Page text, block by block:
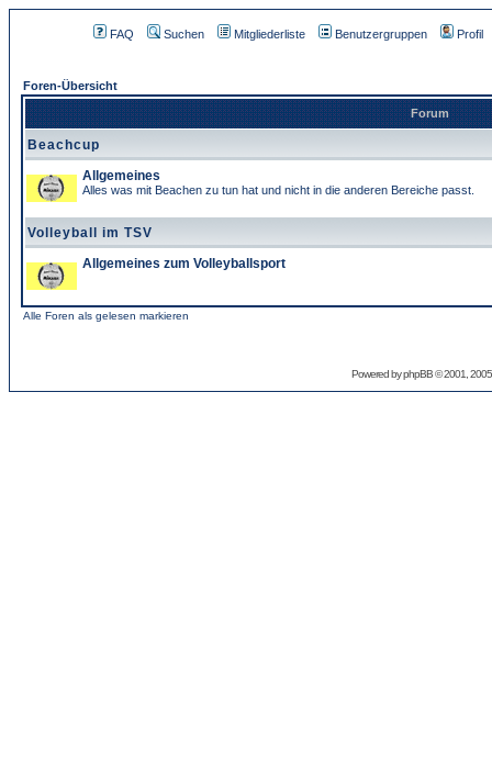
FAQ Suchen Mitgliederliste Benutzergruppen Profil
Foren-Übersicht
Forum
Beachcup
Allgemeines
Alles was mit Beachen zu tun hat und nicht in die anderen Bereiche passt.
Volleyball im TSV
Allgemeines zum Volleyballsport
Alle Foren als gelesen markieren
Powered byphpBB© 2001,